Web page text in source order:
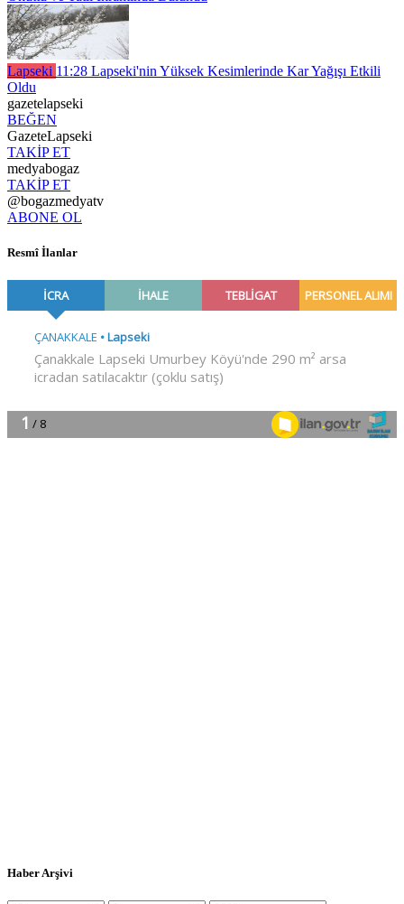
Lapseki 11:28 Lapseki'nin Yüksek Kesimlerinde Kar Yağışı Etkili
Oldu
gazetelapseki
BEĞEN
GazeteLapseki
TAKİP ET
medyabogaz
TAKİP ET
@bogazmedyatv
ABONE OL
Resmî İlanlar
Haber Arşivi